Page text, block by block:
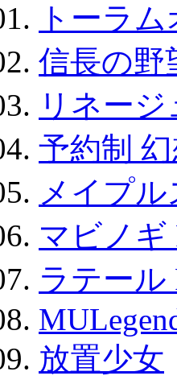
トーラ
信長の野
リネー
予約制
メイプ
マビノギ
ラテール
放置少女